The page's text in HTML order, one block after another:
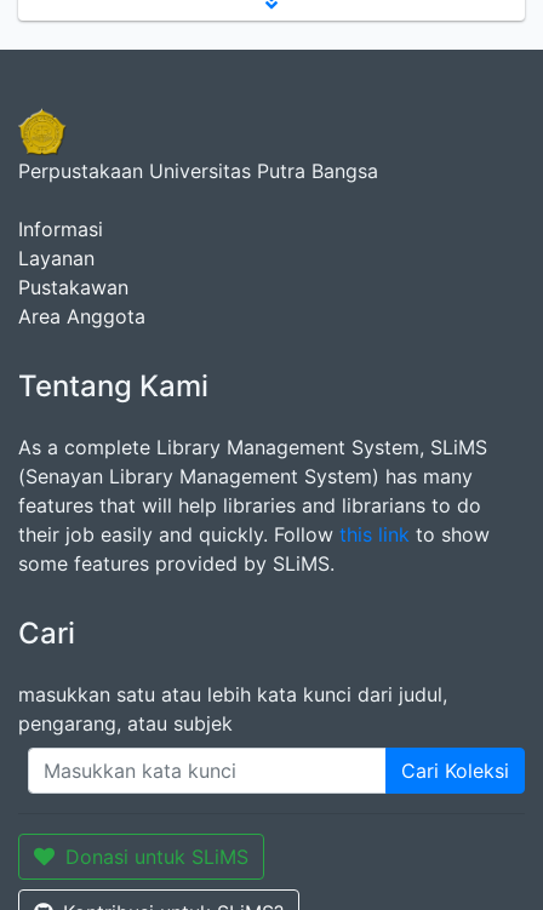
Perpustakaan Universitas Putra Bangsa
Informasi
Layanan
Pustakawan
Area Anggota
Tentang Kami
As a complete Library Management System, SLiMS
(Senayan Library Management System) has many
features that will help libraries and librarians to do
their job easily and quickly. Follow this link to show
some features provided by SLiMS.
Cari
masukkan satu atau lebih kata kunci dari judul,
pengarang, atau subjek
Cari Koleksi
Donasi untuk SLiMS